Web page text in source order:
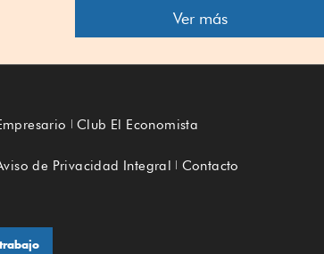
Ver más
Club El Economista
de Privacidad Integral Contacto